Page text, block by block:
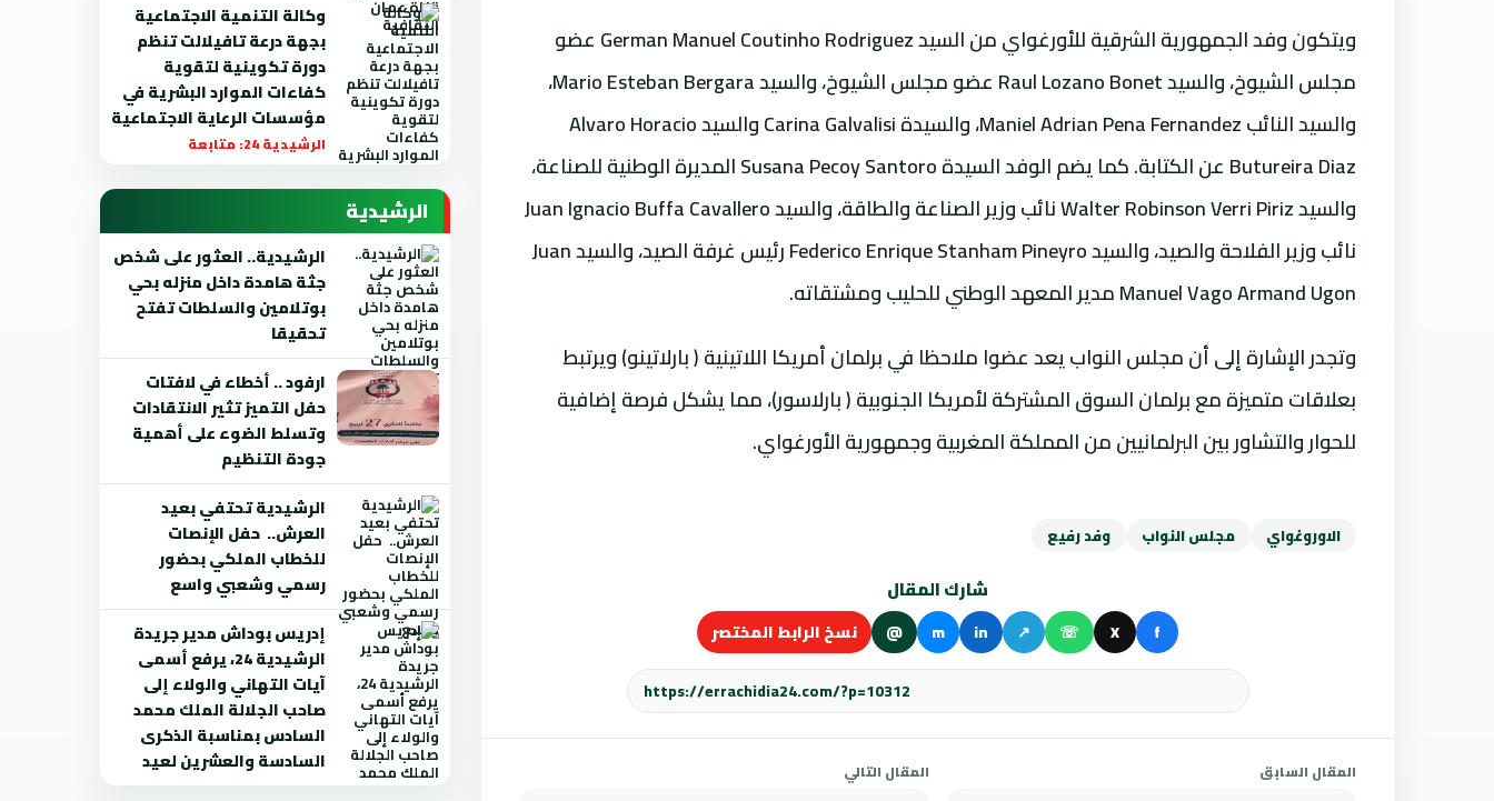
ويتكون وفد الجمهورية الشرقية للأورغواي من السيد German Manuel Coutinho Rodriguez عضو
مجلس الشيوخ، والسيد Raul Lozano Bonet عضو مجلس الشيوخ، والسيد Mario Esteban Bergara،
والسيد النائب Maniel Adrian Pena Fernandez، والسيدة Carina Galvalisi والسيد Alvaro Horacio
Butureira Diaz عن الكتابة. كما يضم الوفد السيدة Susana Pecoy Santoro المديرة الوطنية للصناعة،
والسيد Walter Robinson Verri Piriz نائب وزير الصناعة والطاقة، والسيد Juan Ignacio Buffa Cavallero
نائب وزير الفلاحة والصيد، والسيد Federico Enrique Stanham Pineyro رئيس غرفة الصيد، والسيد Juan
Manuel Vago Armand Ugon مدير المعهد الوطني للحليب ومشتقاته.
وتجدر الإشارة إلى أن مجلس النواب يعد عضوا ملاحظا في برلمان أمريكا اللاتينية ( بارلاتينو) ويرتبط
بعلاقات متميزة مع برلمان السوق المشتركة لأمريكا الجنوبية ( بارلاسور)، مما يشكل فرصة إضافية
للحوار والتشاور بين البرلمانيين من المملكة المغربية وجمهورية الأورغواي.
الاوروغواي مجلس النواب وفد رفيع
شارك المقال
f
X
☏
↗
in
m
@ نسخ الرابط المختصر
المقال السابق المقال التالي
وكالة التنمية الاجتماعية
بجهة درعة تافيلالت تنظم
دورة تكوينية لتقوية
كفاءات الموارد البشرية في
مؤسسات الرعاية الاجتماعية
الرشيدية 24: متابعة
الرشيدية
الرشيدية.. العثور على شخص
جثة هامدة داخل منزله بحي
بوتلامين والسلطات تفتح
تحقيقا
ارفود .. أخطاء في لافتات
حفل التميز تثير الانتقادات
وتسلط الضوء على أهمية
جودة التنظيم
الرشيدية تحتفي بعيد
العرش.. حفل الإنصات
للخطاب الملكي بحضور
رسمي وشعبي واسع
إدريس بوداش مدير جريدة
الرشيدية 24، يرفع أسمى
آيات التهاني والولاء إلى
صاحب الجلالة الملك محمد
السادس بمناسبة الذكرى
السادسة والعشرين لعيد